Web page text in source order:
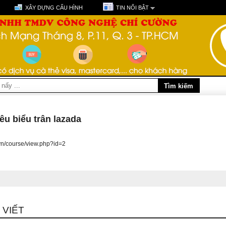
XÂY DỰNG CẤU HÌNH TIN NỔI BẬT
biểu trân lazada
course/view.php?id=2
VIẾT